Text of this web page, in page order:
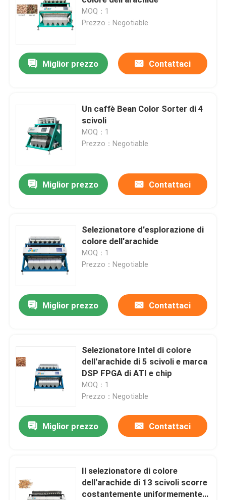
MOQ：1
Prezzo：Negotiable
Miglior prezzo Contattaci
Un caffè Bean Color Sorter di 4
scivoli
MOQ：1
Prezzo：Negotiable
Miglior prezzo Contattaci
Selezionatore d'esplorazione di
colore dell'arachide
MOQ：1
Prezzo：Negotiable
Miglior prezzo Contattaci
Selezionatore Intel di colore
dell'arachide di 5 scivoli e marca
DSP FPGA di ATI e chip
MOQ：1
Prezzo：Negotiable
Miglior prezzo Contattaci
Il selezionatore di colore
dell'arachide di 13 scivoli scorre
costantemente uniformemente